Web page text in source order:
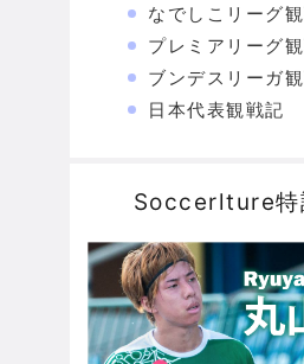
なでしこリーグ
プレミアリーグ
ブンデスリーガ
日本代表観戦記
Soccerlture特